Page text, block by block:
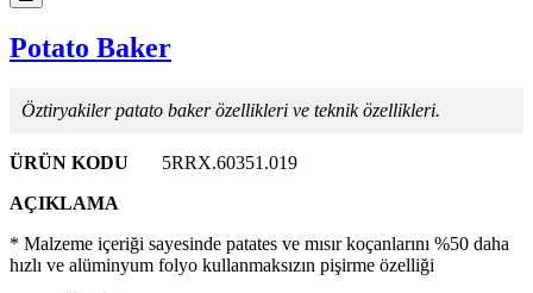
Potato Baker
Öztiryakiler patato baker özellikleri ve teknik özellikleri.
ÜRÜN KODU
5RRX.60351.019
AÇIKLAMA
* Malzeme içeriği sayesinde patates ve mısır koçanlarını %50 daha
hızlı ve alüminyum folyo kullanmaksızın pişirme özelliği